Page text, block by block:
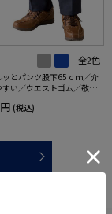
全2色
とパンツ股下65ｃｍ／介
い／ウエストゴム／敬老
ゼント【CF】
(税込)